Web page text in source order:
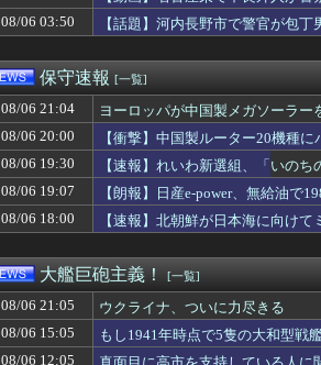
【悲報】高木美帆の国民栄誉賞受賞副賞《包丁
【海外】BABYMETAL（9回）はサマーソニッ
多根「Switch2、499ドルでも安い800ドル超え
08/06 03:50
【話題】河内長野市で警官が包
保守速報 [一覧]
08/06 21:04
ヨーロッパが中国製メガソーラー
08/06 20:00
【衝撃】中国製ルーター20機種
08/06 19:30
【速報】れいわ新選組、「いの
08/06 19:07
【朗報】日産e-power、無給油で
08/06 18:00
【速報】北朝鮮が日本海に向けて
大艦巨砲主義！ [一覧]
08/06 21:05
ウクライナ、ついに力尽きる
08/06 15:05
もし1941年時点で5隻の大和型戦
08/06 12:05